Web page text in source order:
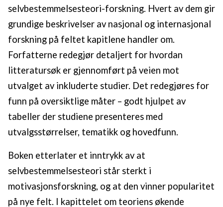
selvbestemmelsesteori-forskning. Hvert av dem gir
grundige beskrivelser av nasjonal og internasjonal
forskning på feltet kapitlene handler om.
Forfatterne redegjør detaljert for hvordan
litteratursøk er gjennomført på veien mot
utvalget av inkluderte studier. Det redegjøres for
funn på oversiktlige måter – godt hjulpet av
tabeller der studiene presenteres med
utvalgsstørrelser, tematikk og hovedfunn.
Boken etterlater et inntrykk av at
selvbestemmelsesteori står sterkt i
motivasjonsforskning, og at den vinner popularitet
på nye felt. I kapittelet om teoriens økende